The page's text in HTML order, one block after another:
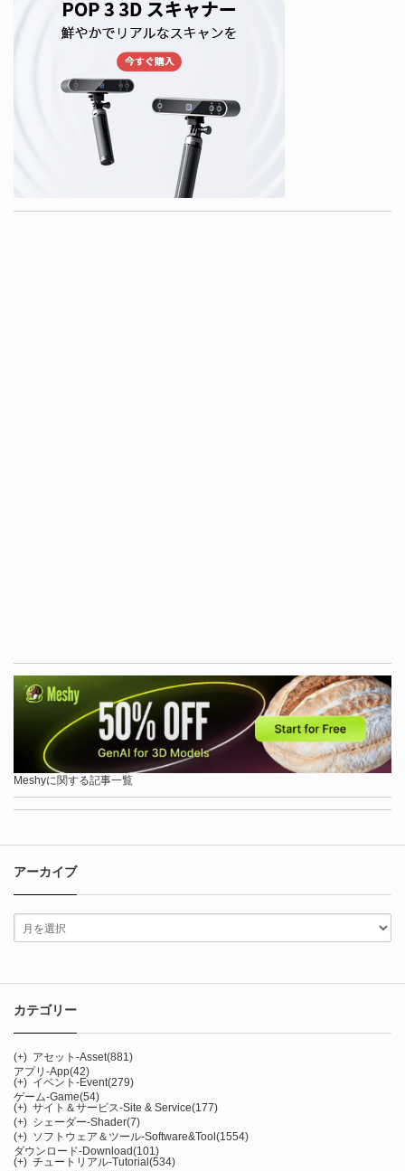
Meshyに関する記事一覧
アーカイブ
カテゴリー
(+) アセット-Asset(881)
アプリ-App(42)
(+) イベント-Event(279)
ゲーム-Game(54)
(+) サイト＆サービス-Site & Service(177)
(+) シェーダー-Shader(7)
(+) ソフトウェア＆ツール-Software&Tool(1554)
ダウンロード-Download(101)
(+) チュートリアル-Tutorial(534)